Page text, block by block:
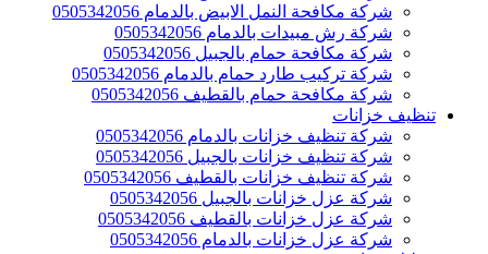
شركة مكافحة النمل الابيض بالدمام 0505342056
شركة رش مبيدات بالدمام 0505342056
شركة مكافحة حمام بالجبيل 0505342056
شركة تركيب طارد حمام بالدمام 0505342056
شركة مكافحة حمام بالقطيف 0505342056
تنظيف خزانات
شركة تنظيف خزانات بالدمام 0505342056
شركة تنظيف خزانات بالجبيل 0505342056
شركة تنظيف خزانات بالقطيف 0505342056
شركة عزل خزانات بالجبيل 0505342056
شركة عزل خزانات بالقطيف 0505342056
شركة عزل خزانات بالدمام 0505342056